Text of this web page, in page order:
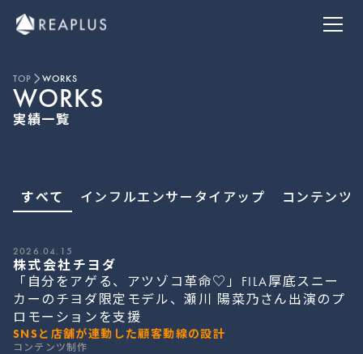
ABOUT
INFLUENCER
TOP WORKS
WORKS
実績一覧
すべて インフルエンサータイアップ コンテンツ
2026.04.15
株式会社チヨダ
「自分をアゲる、アツゾコ革命♡」FILA厚底スニー
カーのチヨダ限定モデル、瀬川 陽菜乃さん出演のプ
ロモーションを支援
SNSと店舗が連動した顧客動線の設計
コンテンツ制作